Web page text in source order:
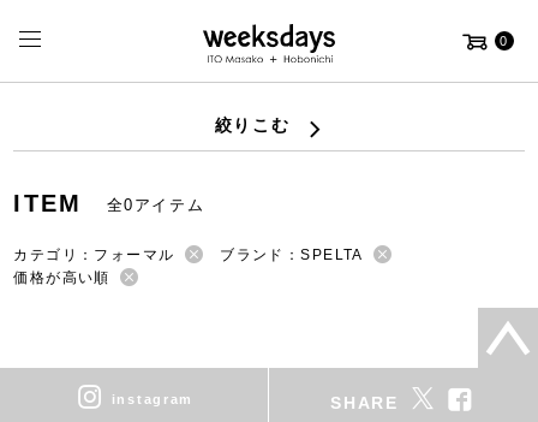
0
絞りこむ
ITEM 全0アイテム
カテゴリ：フォーマル
ブランド：SPELTA
価格が高い順
instagram SHARE